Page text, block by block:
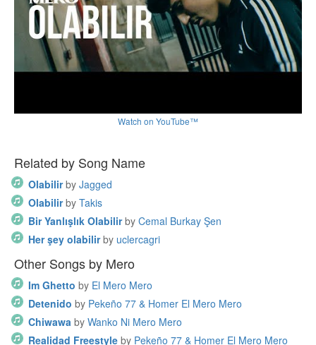
Watch on YouTube™
Related by Song Name
Olabilir by Jagged
Olabilir by Takis
Bir Yanlışlık Olabilir by Cemal Burkay Şen
Her şey olabilir by uclercagri
Other Songs by Mero
Im Ghetto by El Mero Mero
Detenido by Pekeño 77 & Homer El Mero Mero
Chiwawa by Wanko Ni Mero Mero
Realidad Freestyle by Pekeño 77 & Homer El Mero Mero